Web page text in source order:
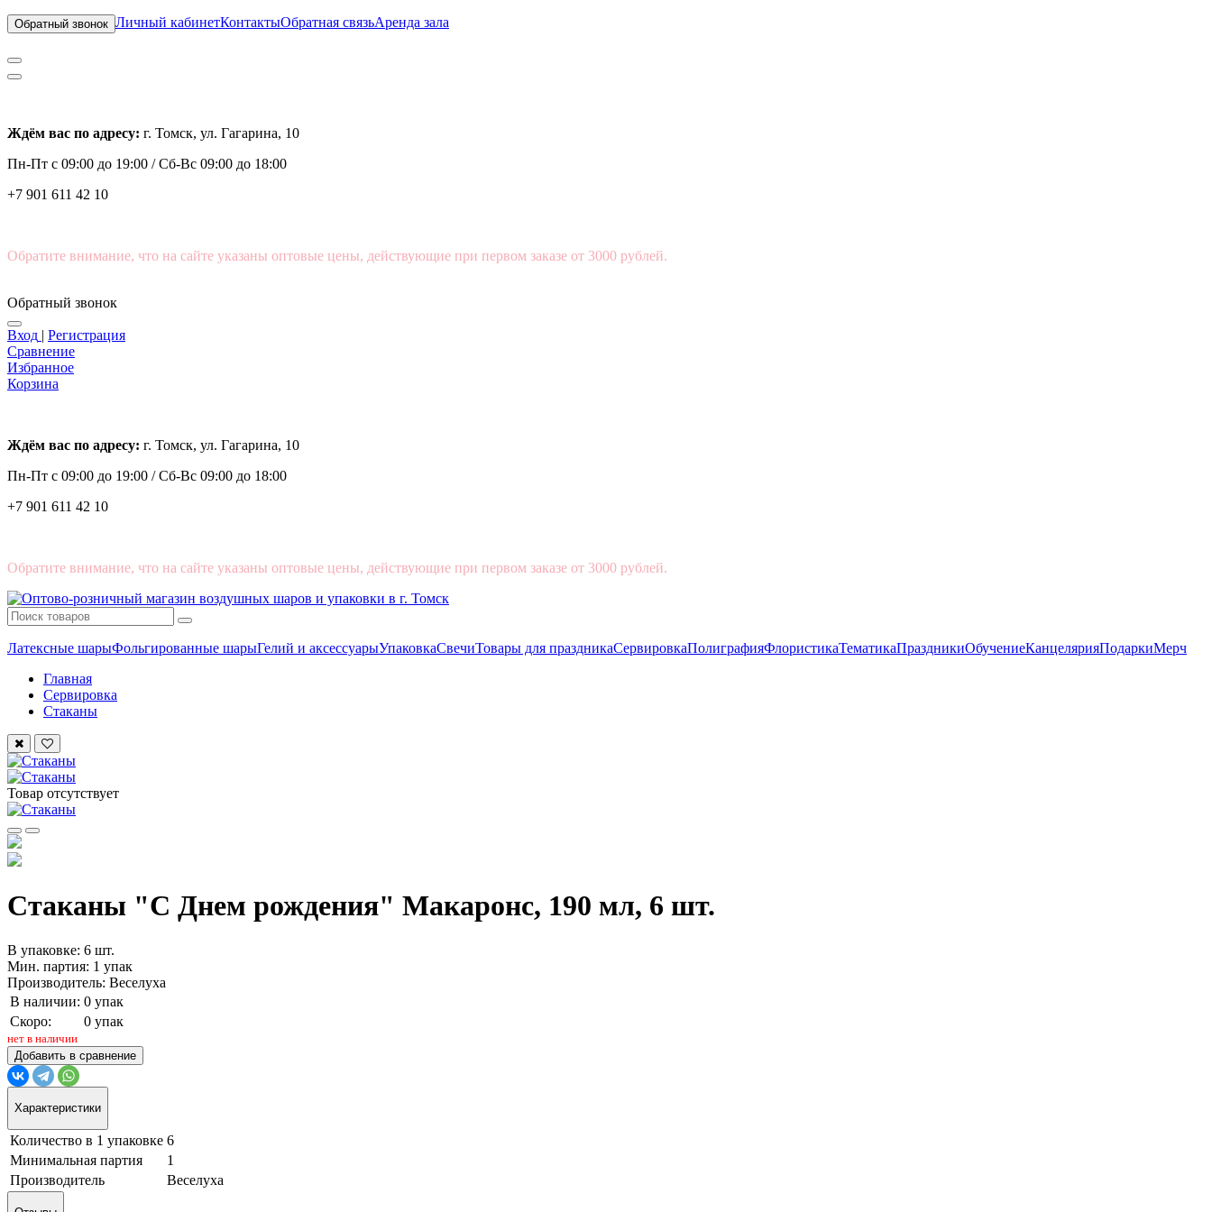
Обратный звонок Личный кабинетКонтактыОбратная связьАренда зала
Ждём вас по адресу: г. Томск, ул. Гагарина, 10
Пн-Пт с 09:00 до 19:00 /Сб-Вс 09:00 до 18:00
+7 901 611 42 10
Обратите внимание, что на сайте указаны оптовые цены, действующие при первом заказе от 3000 рублей.
Обратный звонок
Вход | Регистрация
Сравнение
Избранное
Корзина
Ждём вас по адресу: г. Томск, ул. Гагарина, 10
Пн-Пт с 09:00 до 19:00 /Сб-Вс 09:00 до 18:00
+7 901 611 42 10
Обратите внимание, что на сайте указаны оптовые цены, действующие при первом заказе от 3000 рублей.
Латексные шарыФольгированные шарыГелий и аксессуарыУпаковкаСвечиТовары для праздникаСервировкаПолиграфияФлористикаТематикаПраздникиОбучениеКанцелярияПодаркиМерч
Главная
Сервировка
Стаканы
Товар отсутствует
Стаканы "С Днем рождения" Макаронс, 190 мл, 6 шт.
В упаковке: 6 шт.
Мин. партия: 1 упак
Производитель: Веселуха
В наличии: 0 упак
Скоро:
0 упак
нет в наличии
Добавить в сравнение
Характеристики
Количество в 1 упаковке 6
Минимальная партия
1
Производитель
Веселуха